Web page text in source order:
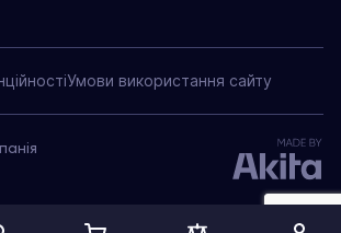
Умови використання сайту